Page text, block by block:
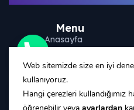
Menu
Anasayfa
İletişim
İş Başvurusu
Web sitemizde size en iyi
kullanıyoruz.
Hangi çerezleri kullandığımız
chaty